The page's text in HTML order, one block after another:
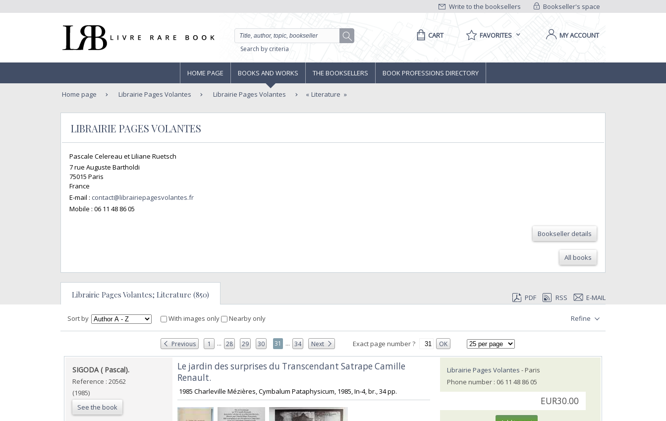
Bookseller's space
Write to the booksellers
Search by criteria
CART FAVORITES MY ACCOUNT
HOME PAGE BOOKS AND WORKS THE BOOKSELLERS BOOK PROFESSIONS DIRECTORY
Home page Librairie Pages Volantes Librairie Pages Volantes Literature
LIBRAIRIE PAGES VOLANTES
Pascale Celereau et Liliane Ruetsch
7 rue Auguste Bartholdi
75015 Paris
France
E-mail : contact@librairiepagesvolantes.fr
Mobile : 06 11 48 86 05
Bookseller details
All books
Librairie Pages Volantes; Literature (850) PDF RSS E-MAIL
Sort by With images only Nearby only Refine
Previous 1 ... 28 29 30 31 ... 34 Next Exact page number ? OK
‎SIGODA ( Pascal). ‎
Reference : 20562
(1985)
See the book
‎Le jardin des surprises du Transcendant Satrape Camille
Renault. ‎
‎ 1985 Charleville Mézières, Cymbalum Pataphysicum, 1985, In-4, br., 34 pp. ‎
Librairie Pages Volantes - Paris
Phone number : 06 11 48 86 05
EUR30.00